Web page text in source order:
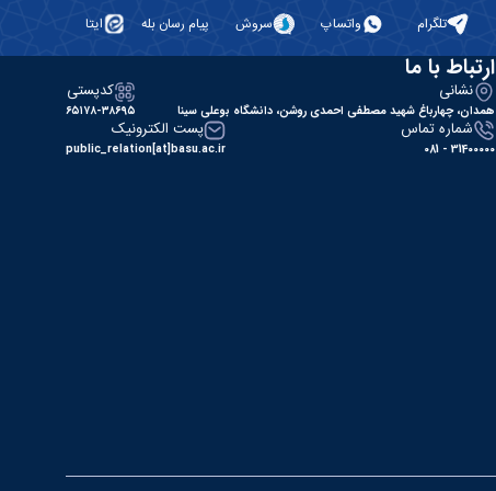
تلگرام واتساپ سروش پیام رسان بله ایتا
ارتباط با ما
نشانی
همدان، چهارباغ شهید مصطفی احمدی روشن، دانشگاه بوعلی سینا
کدپستی
۶۵۱۷۸-۳۸۶۹۵
شماره تماس
31400000 - 081
پست الکترونیک
public_relation[at]basu.ac.ir